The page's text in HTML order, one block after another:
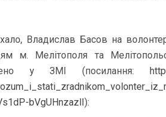
Владислав Басов на
м. Мелітополя та
у ЗМІ (посилання:
bVgUHnzazlI):